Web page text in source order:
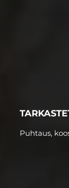
Puhtaus,